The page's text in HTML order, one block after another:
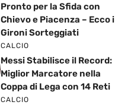
Pronto per la Sfida con
Chievo e Piacenza – Ecco i
Gironi Sorteggiati
CALCIO
Messi Stabilisce il Record:
Miglior Marcatore nella
Coppa di Lega con 14 Reti
CALCIO